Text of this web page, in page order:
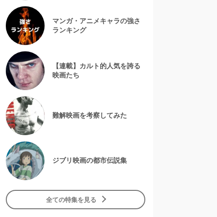
マンガ・アニメキャラの強さ
ランキング
【連載】カルト的人気を誇る
映画たち
難解映画を考察してみた
ジブリ映画の都市伝説集
全ての特集を見る